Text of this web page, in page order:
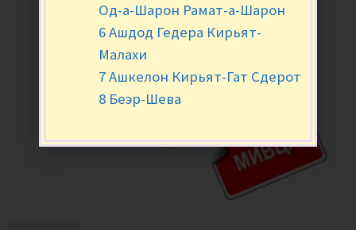
Од-а-Шарон Рамат-а-Шарон
6 Ашдод Гедера Кирьят-
Малахи
7 Ашкелон Кирьят-Гат Сдерот
8 Беэр-Шева